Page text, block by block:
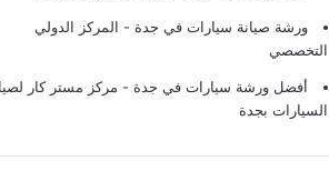
ورشة صيانة سيارات في جدة - المركز الدولي
التخصصي
أفضل ورشة سيارات في جدة - مركز مستر كار
السيارات بجدة